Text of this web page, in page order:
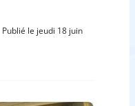
Publié le jeudi 18 juin